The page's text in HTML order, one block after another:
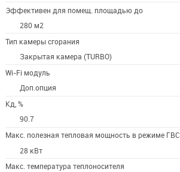
Эффективен для помещ. площадью до
280 м2
Тип камеры сгорания
Закрытая камера (TURBO)
Wi-Fi модуль
Доп.опция
Кд, %
90.7
Макс. полезная тепловая мощность в режиме ГВС
28 кВт
Макс. температура теплоносителя